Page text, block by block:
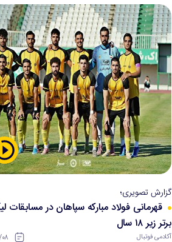
گزارش تصویری؛
قهرمانی فولاد مبارکه سپاهان در مسابقات
برتر زیر ۱۸ سال
آکادمی فوتبال